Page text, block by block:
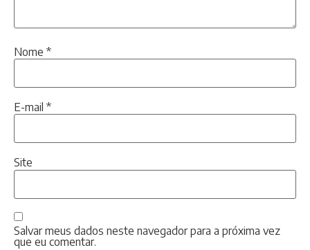
Nome *
E-mail *
Site
Salvar meus dados neste navegador para a próxima vez
que eu comentar.